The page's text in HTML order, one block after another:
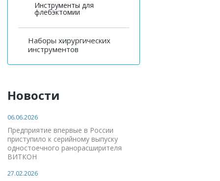
Инструменты для
флебэктомии
Наборы хирургических
инструментов
Новости
06.06.2026
Предприятие впервые в России
приступило к серийному выпуску
одностоечного ранорасширителя
ВИТКОН
27.02.2026